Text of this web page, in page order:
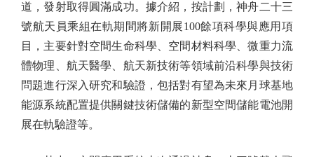
道，發射取得圓滿成功。據介紹，按計劃，神舟二十三
號航天員乘組在軌期間將新開展100餘項科學與應用項
目，主要針對空間生命科學、空間材料科學、微重力流
體物理、航天醫學、航天新技術等領域前沿科學與技術
問題進行深入研究和驗證，包括對有望為未來月球基地
能源系統配置提供關鍵技術儲備的新型空間儲能電池開
展在軌驗證等。